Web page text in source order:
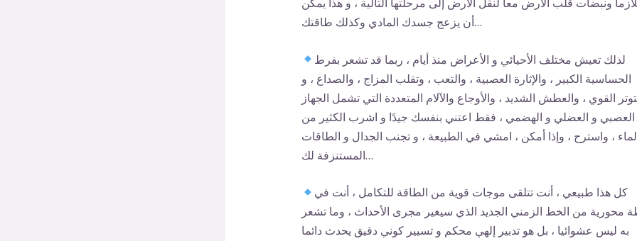
أن يزعج جسدك المادي وكذلك طاقتك…
لذلك تعيش مختلف الأحيائي و الأعراض منذ أيام ، ربما قد تشعر بفرط
الحساسية الكبير ، والإثارة العصبية ، والتعب ، وتقلب المزاج ، والصداع ، و
القوي ، والعطش الشديد ، والأوجاع والآلام المتعددة التي تشمل الجهاز
العصبي و العضلي و الهضمي ، فقط اعتني بنفسك جيدًا و اشرب الكثير من
، واسترح ، وإذا أمكن ، امشي في الطبيعة ، و تجنب الجدال و الطاقات
المستنزفة لك…
كل هذا طبيعي ، أنت تتلقى موجات قوية من الطاقة للتكامل ، أنت في
محورية من الخط الزمني الجديد الذي سيغير مجرى الأحداث ، وما تشعر
به ليس عشوائيا ، بل هو تدبير إلهي محكم و تسيير كوني دقيق يحدث دائما